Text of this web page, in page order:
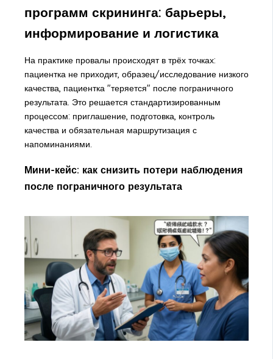
программ скрининга: барьеры,
информирование и логистика
На практике провалы происходят в трёх точках:
пациентка не приходит, образец/исследование низкого
качества, пациентка "теряется" после пограничного
результата. Это решается стандартизированным
процессом: приглашение, подготовка, контроль
качества и обязательная маршрутизация с
напоминаниями.
Мини-кейс: как снизить потери наблюдения
после пограничного результата